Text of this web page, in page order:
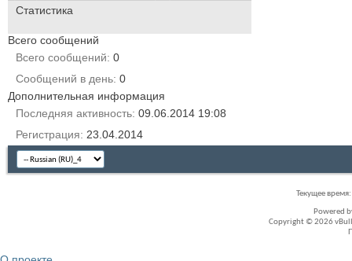
Статистика
Всего сообщений
Всего сообщений 0
Сообщений в день 0
Дополнительная информация
Последняя активность 09.06.2014 19:08
Регистрация
23.04.2014
Текущее время:
Powered
Copyright © 2026